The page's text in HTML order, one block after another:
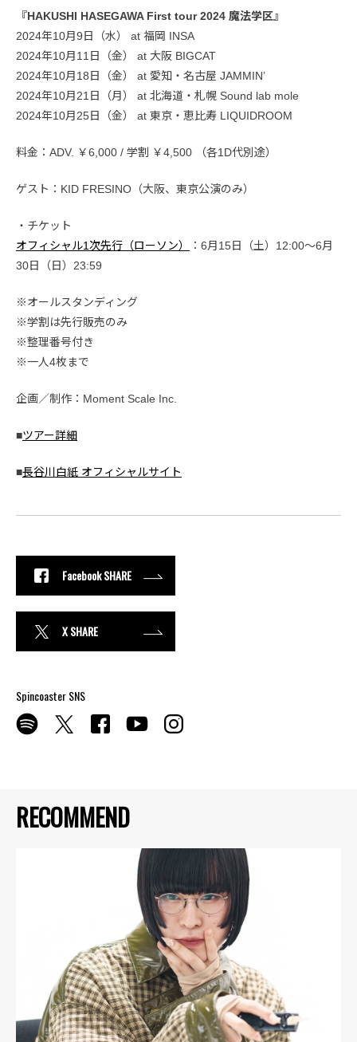
RECOMMEND
『HAKUSHI HASEGAWA First tour 2024 魔法学区』
2024年10月9日（水） at 福岡 INSA
2024年10月11日（金） at 大阪 BIGCAT
2024年10月18日（金） at 愛知・名古屋 JAMMIN’
2024年10月21日（月） at 北海道・札幌 Sound lab mole
2024年10月25日（金） at 東京・恵比寿 LIQUIDROOM
料金：ADV. ￥6,000 / 学割 ￥4,500 （各1D代別途）
ゲスト：KID FRESINO（大阪、東京公演のみ）
・チケット
オフィシャル1次先行（ローソン）
：6月15日（土）12:00～6月
30日（日）23:59
※オールスタンディング
※学割は先行販売のみ
※整理番号付き
※一人4枚まで
企画／制作：Moment Scale Inc.
■ツアー詳細
■長谷川白紙 オフィシャルサイト
Facebook SHARE
X SHARE
Spincoaster SNS